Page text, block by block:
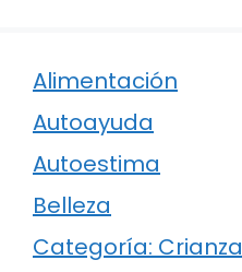
Alimentación
Autoayuda
Autoestima
Belleza
Categoría: Crianza